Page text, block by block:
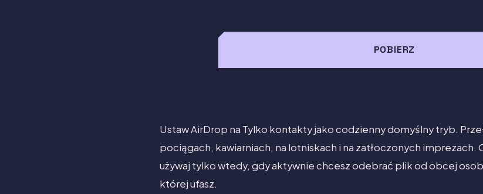
POBIERZ
Ustaw AirDrop na Tylko kontakty jako codzienny domyślny tryb.
pociągach, kawiarniach, na lotniskach i na zatłoczonych imprezach.
używaj tylko wtedy, gdy aktywnie chcesz odebrać plik od obcej
której ufasz.